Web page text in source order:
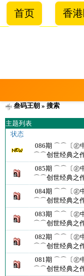
首页 香
叁码王朝 » 搜索
主题列表
状态
086期 ⌒⌒〔㊣
⌒⌒创世经典之
085期 ⌒⌒〔㊣
⌒⌒创世经典之
084期 ⌒⌒〔㊣
⌒⌒创世经典之
083期 ⌒⌒〔㊣
⌒⌒创世经典之
082期 ⌒⌒〔㊣
⌒⌒创世经典之
081期 ⌒⌒〔㊣
⌒⌒创世经典之